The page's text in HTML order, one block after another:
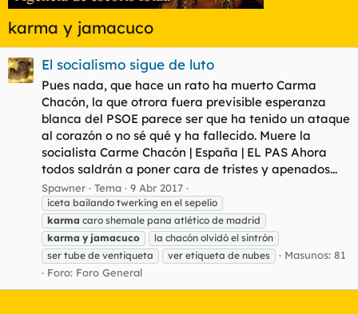
karma y jamacuco
El socialismo sigue de luto
Pues nada, que hace un rato ha muerto Carma
Chacón, la que otrora fuera previsible esperanza
blanca del PSOE parece ser que ha tenido un ataque
al corazón o no sé qué y ha fallecido. Muere la
socialista Carme Chacón | España | EL PAS Ahora
todos saldrán a poner cara de tristes y apenados...
Spawner Tema 9 Abr 2017
iceta bailando twerking en el sepelio
karma caro shemale pana atlético de madrid
karma y jamacuco
la chacón olvidó el sintrón
ser tube de ventiqueta
ver etiqueta de nubes
Masunos: 81
Foro: Foro General